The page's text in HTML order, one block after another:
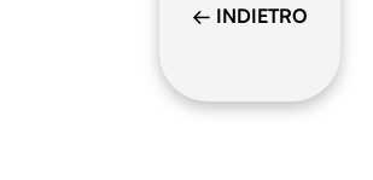
← INDIETRO